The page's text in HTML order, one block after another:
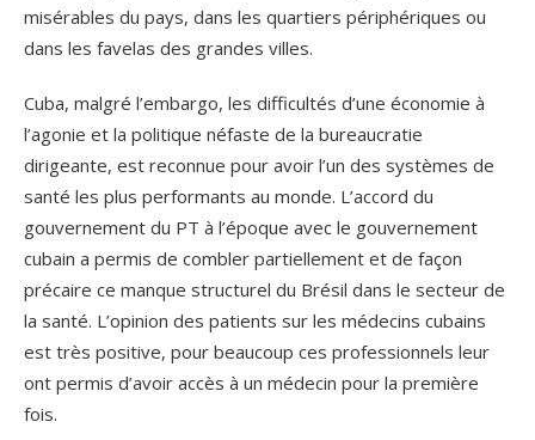
misérables du pays, dans les quartiers périphériques ou
dans les favelas des grandes villes.
Cuba, malgré l’embargo, les difficultés d’une économie à
l’agonie et la politique néfaste de la bureaucratie
dirigeante, est reconnue pour avoir l’un des systèmes de
santé les plus performants au monde. L’accord du
gouvernement du PT à l’époque avec le gouvernement
cubain a permis de combler partiellement et de façon
précaire ce manque structurel du Brésil dans le secteur de
la santé. L’opinion des patients sur les médecins cubains
est très positive, pour beaucoup ces professionnels leur
ont permis d’avoir accès à un médecin pour la première
fois.